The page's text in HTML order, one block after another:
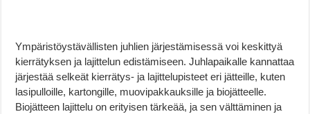
Ympäristöystävällisten juhlien järjestämisessä voi keskittyä
kierrätyksen ja lajittelun edistämiseen. Juhlapaikalle kannattaa
järjestää selkeät kierrätys- ja lajittelupisteet eri jätteille, kuten
lasipulloille, kartongille, muovipakkauksille ja biojätteelle.
Biojätteen lajittelu on erityisen tärkeää, ja sen välttäminen ja